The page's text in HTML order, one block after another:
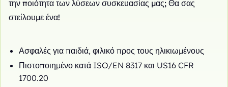
την ποιότητα των λύσεων συσκευασίας μας; Θα σας
στείλουμε ένα!
Ασφαλές για παιδιά, φιλικό προς τους ηλικιωμένους
Πιστοποιημένο κατά ISO/EN 8317 και US16 CFR
1700.20